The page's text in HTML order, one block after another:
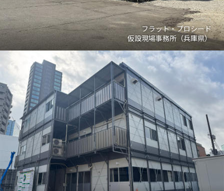
フラット・プロシード
仮設現場事務所（兵庫県）